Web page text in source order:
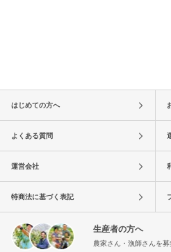
はじめての方へ
よくある質問
運営会社
特商法に基づく表記
生産者の方へ
農家さん・漁師さんを